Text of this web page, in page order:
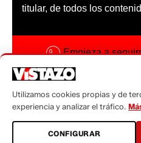
titular, de todos los
Empieza a
Código ética
Sugerencias a:
Utilizamos cookies propias y de
experiencia y analizar el tráfico.
CONFIGURAR